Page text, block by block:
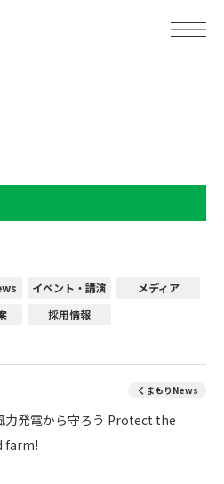
イベント・講演
メディア
採用情報
くまもりNews
力発電から守ろう Protect the
farm!